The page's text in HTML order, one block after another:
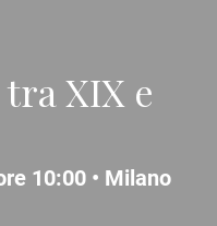
XIX e
10:00 • Milano